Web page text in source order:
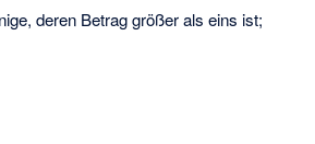
deren Betrag größer als eins ist;